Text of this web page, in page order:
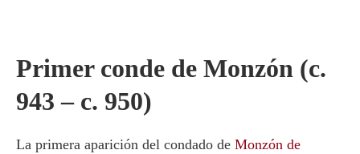
Primer conde de Monzón (c.
943 – c. 950)
La primera aparición del condado de Monzón de